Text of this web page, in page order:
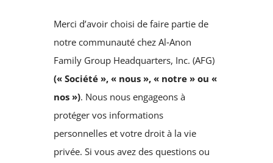
Merci d’avoir choisi de faire partie de
notre communauté chez Al‑Anon
Family Group Headquarters, Inc. (AFG)
(« Société », « nous », « notre » ou «
nos »). Nous nous engageons à
protéger vos informations
personnelles et votre droit à la vie
privée. Si vous avez des questions ou